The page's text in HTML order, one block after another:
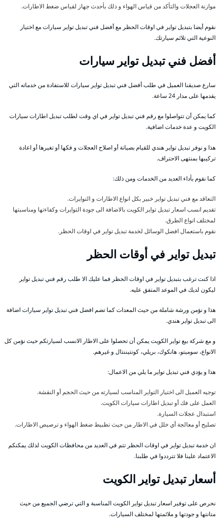
موازنة العجلات والتأكد من قياس الهواء و ذلك بأحدث جهاز لقياس ضغط الاطارات.
نقوم أيضا بتبديل تواير في اوقات الحظر مع أفضل فني تبديل تواير سيارات مع اختيار
النوعية التي تلائم سيارتك.
أفضل فني تبديل تواير سيارات
سارع صديقنا العميل في طلب أفضل فني تبديل تواير سيارات للاستفادة من خدماته التي
يقدمها على مدار 24 ساعة.
كما يمكن أن تتواصلوا مع رقم فني تبديل تواير في اي وقت لطلب تبديل اطارات سيارات
الكويت و عدة خدمات اضافية.
هذا و نوفر تبديل تواير هندي للقيام بصيانة أو اصلاح العجلات و فكها أو تغيرها أو اعادة
تركيبها بمنتهى الاحتراف.
كما نقوم بأداء العديد من الخدمات ومن ذلك:
التعاقد مع فني تبديل تواير خبير بكل انواع الاطارات و التوايرات.
تقديم انسب اسعار تبديل تواير الكويت بالاضافة الى جودة التوايرات وكفاءتها ومناسبتها
لمختلف انواع الطرق.
نقوم باستعمال افضل الوسائل لخدمة تبديل تواير في اوقات الحظر.
تبديل تواير في أوقات الحظر
اذا كنت ترغب بتبديل تواير في اوقات الحظر فما عليك الا طلب رقم فني تبديل تواير
ليكون لديك في الموعد المتفق عليه.
هذا و نؤمن ورشة شاملة من حيث المعدات كما تضم افضل فني تبديل تواير سيارات اضافة
الى تبديل تواير هندي.
و مع شركة بيع تواير الكويت يمكن أن تحصلوا على الاطار الانسب لسيارتكم حيث نؤمن كل
الانواع، سوميتو، هانكوك، بريلي، كونتيننتال و غيرهم.
هذا و يؤدي فني تبديل تواير ما يلي من الاعمال:
توجيه العميل الى اختيار التواير المناسب لسيارته من حيث الحجم أو النقشة.
العمل على فك أو تبديل اطارات سيارات الكويت.
استبدال عجلات السيارة.
تصليح أو معالجة أي خلل في الاطار من حيث تظبيط ضغط الهواء و ترصيص الاطارات.
ان خدمة تبديل تواير في اوقات الحظر تتم في العديد من محافظات الكويت لذلك يمكنكم
الاعتماد علينا فلا تترددوا في طلبنا.
أسعار تبديل تواير الكويت
نحرص على توفير اسعار تبديل تواير الكويت المناسبة و التي ترضي الجميع من حيث
متانتها و جودتها و ملائمتها لمختلف السيارات.